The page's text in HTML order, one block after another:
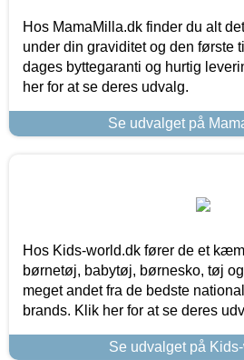
Hos MamaMilla.dk finder du alt
under din graviditet og den første
dages byttegaranti og hurtig
her for at se deres udvalg.
Se udvalget på
Hos Kids-world.dk fører de et
børnetøj, babytøj, børnesko, tøj
meget andet fra de bedste
brands. Klik her for at se deres
Se udvalget på